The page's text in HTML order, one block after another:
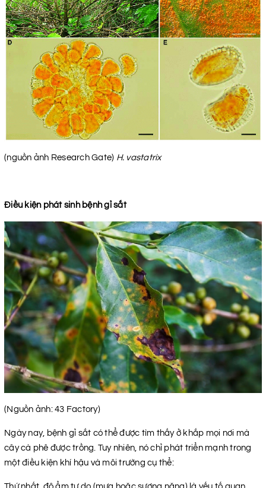
(nguồn ảnh Research Gate) H. vastatrix
Điều kiện phát sinh bệnh gỉ sắt
(Nguồn ảnh: 43 Factory)
Ngày nay, bệnh gỉ sắt có thể được tìm thấy ở khắp mọi nơi mà
cây cà phê được trồng. Tuy nhiên, nó chỉ phát triển mạnh trong
một điều kiện khí hậu và môi trường cụ thể: